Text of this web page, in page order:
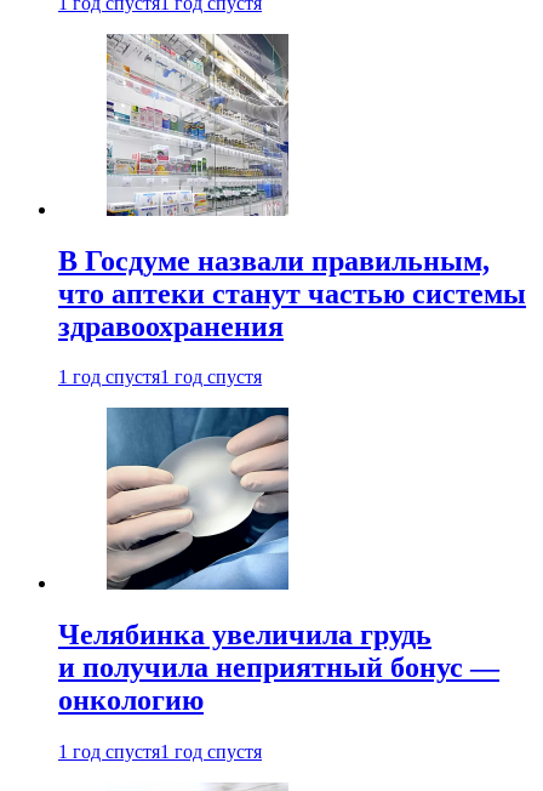
В Госдуме назвали правильным,
что аптеки станут частью системы
здравоохранения
1 год спустя1 год спустя
Челябинка увеличила грудь
и получила неприятный бонус —
онкологию
1 год спустя1 год спустя